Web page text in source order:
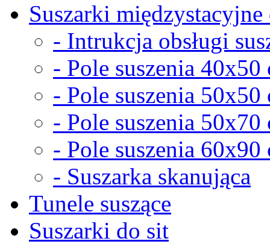
Suszarki
- Intrukcja obsługi
- Pole suszenia 40x50
- Pole suszenia 50x50
- Pole suszenia 50x70
- Pole suszenia 60x90
- Suszarka skanująca
Tunele suszące
Suszarki do sit